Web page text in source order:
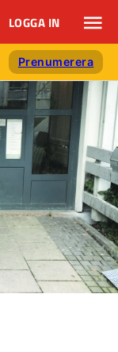
LOGGA IN
Prenumerera